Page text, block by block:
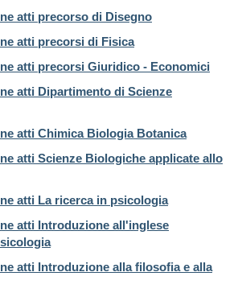
atti precorso di Disegno
atti precorsi di Fisica
atti precorsi Giuridico - Economici
atti Dipartimento di Scienze
atti Chimica Biologia Botanica
atti Scienze Biologiche applicate allo
atti La ricerca in psicologia
atti Introduzione all'inglese
atti Introduzione alla filosofia e alla